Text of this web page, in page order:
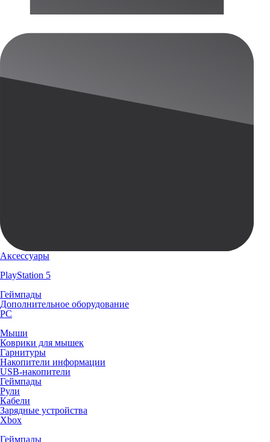
Аксессуары
PlayStation 5
Геймпады
Дополнительное оборудование
PC
Мыши
Коврики для мышек
Гарнитуры
Накопители информации
USB-накопители
Геймпады
Рули
Кабели
Зарядные устройства
Xbox
Геймпады